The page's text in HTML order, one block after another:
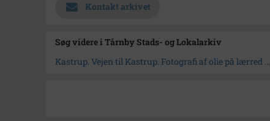
Kontakt arkivet
Søg videre i Tårnby Stads- og Lokalarkiv
Kastrup. Vejen til Kastrup. Fotografi af olie på lærred ...